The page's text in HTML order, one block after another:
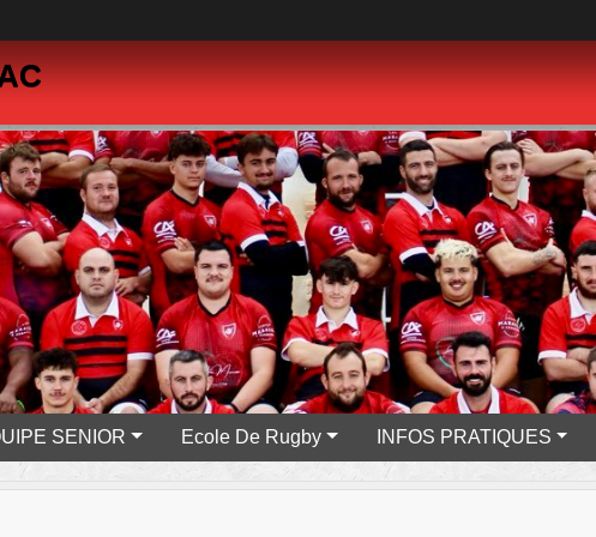
SENIOR Ecole De Rugby INFOS PRATIQUES